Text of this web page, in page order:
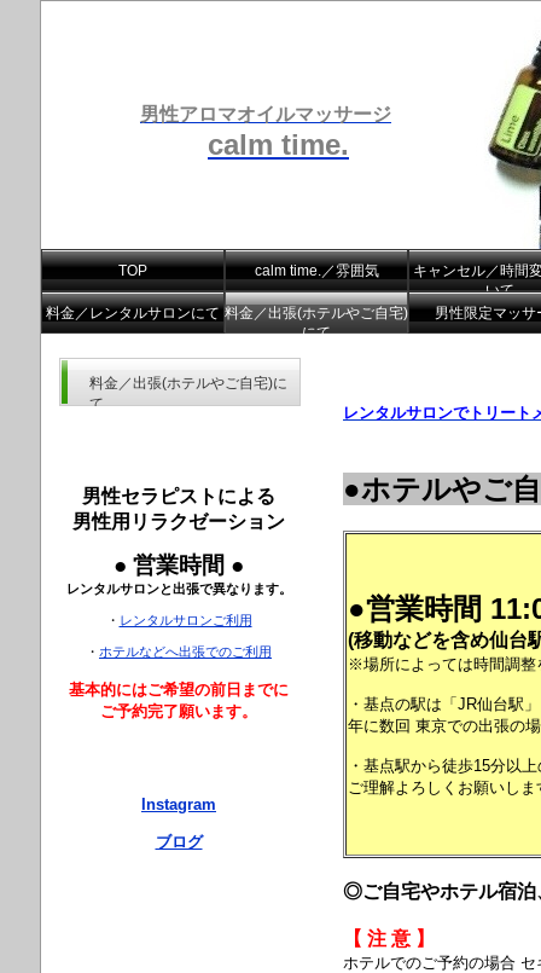
男性アロマオイルマッサージ
calm time.
TOP calm time.／雰囲気
キャンセル／時間
いて
料金／レンタルサロンにて 料金／出張(ホテルやご自宅)
にて
男性限定マッサ
レンタルサロンでトリート
●ホテルやご
●営業時間
(移動などを含め仙台
※場所によっては時間調整
・基点の駅は「JR仙台駅
年に数回 東京での出張の
・基点駅から徒歩15分以
ご理解よろしくお願いしま
◎ご自宅やホテル宿泊
【 注 意 】
ホテルでのご予約の場合
料金／出張(ホテルやご自宅)に
て
男性セラピストによる
男性用リラクゼーション
● 営業時間 ●
レンタルサロンと出張で異なります。
・ レンタルサロンご利用
・ ホテルなどへ出張でのご利用
基本的にはご希望の前日までに
ご予約完了願います。
Instagram
ブログ